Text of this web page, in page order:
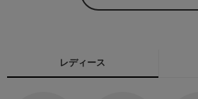
レディース